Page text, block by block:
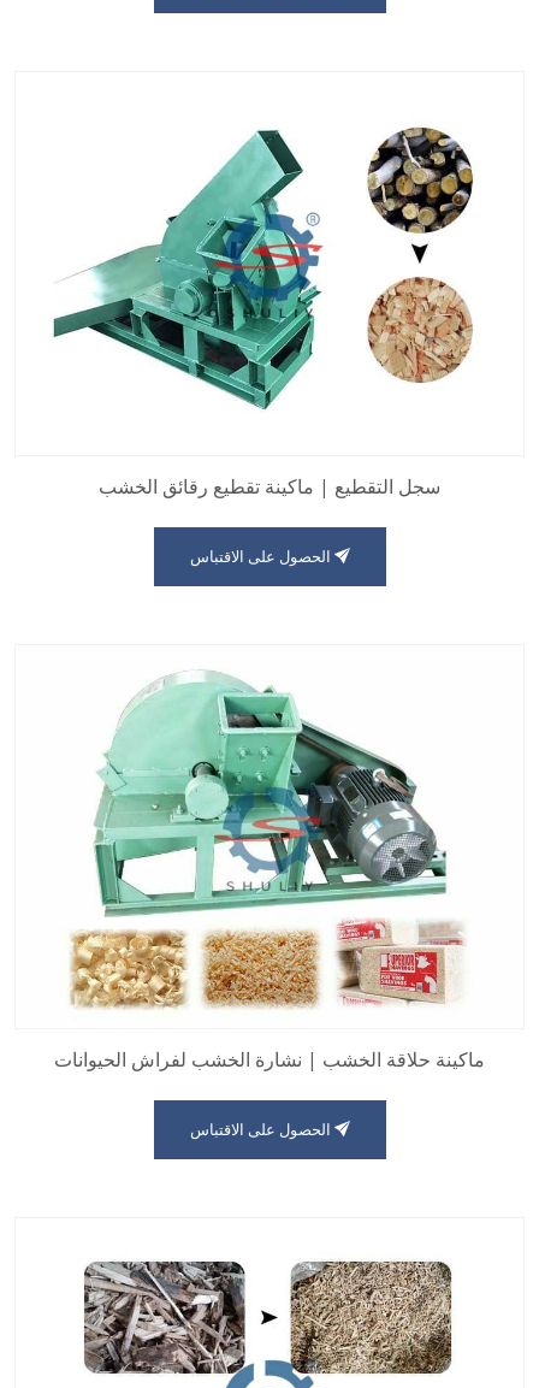
سجل التقطيع | ماكينة تقطيع رقائق الخشب
الحصول على الاقتباس
ماكينة حلاقة الخشب | نشارة الخشب لفراش الحيوانات
الحصول على الاقتباس